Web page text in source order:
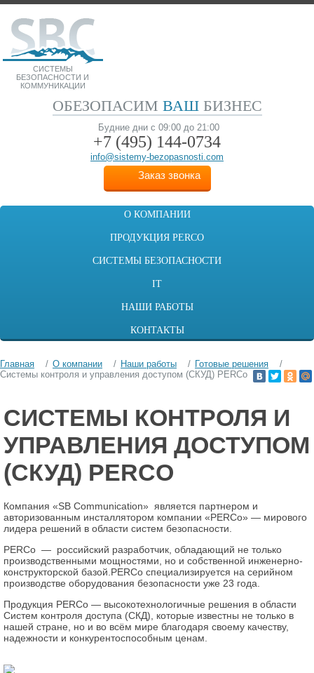
СИСТЕМЫ
БЕЗОПАСНОСТИ И
КОММУНИКАЦИИ
ОБЕЗОПАСИМ ВАШБИЗНЕС
Будние дни с 09:00 до 21:00
+7 (495) 144-0734
info@sistemy-bezopasnosti.com
Заказ звонка
О КОМПАНИИ
ПРОДУКЦИЯ PERCO
СИСТЕМЫ БЕЗОПАСНОСТИ
IT
НАШИ РАБОТЫ
КОНТАКТЫ
Главная О компании Наши работы
Готовые решения
Системы контроля и управления доступом (СКУД) PERCo
СИСТЕМЫ КОНТРОЛЯ И
УПРАВЛЕНИЯ ДОСТУПОМ
(СКУД) PERCO
Компания «SB Communication» является партнером и
авторизованным инсталлятором компании «PERCo» — мирового
лидера решений в области систем безопасности.
PERCo — российский разработчик, обладающий не только
производственными мощностями, но и собственной инженерно-
конструкторской базой.PERCo специализируется на серийном
производстве оборудования безопасности уже 23 года.
Продукция PERCo — высокотехнологичные решения в области
Систем контроля доступа (СКД), которые известны не только в
нашей стране, но и во всём мире благодаря своему качеству,
надежности и конкурентоспособным ценам.